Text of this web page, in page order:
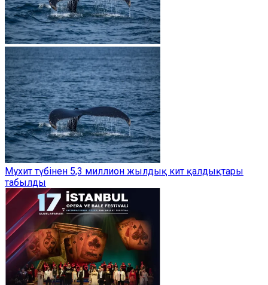
Мұхит түбінен 5,3 миллион жылдық кит қалдықтары
табылды